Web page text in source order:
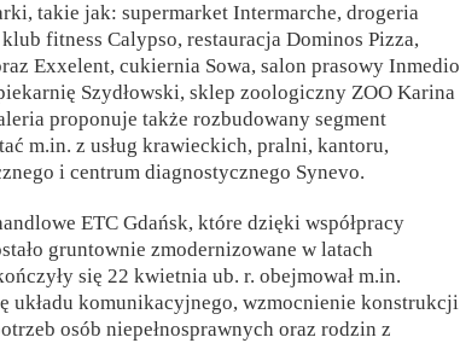
takie jak: supermarket Intermarche, drogeria
fitness Calypso, restauracja Dominos Pizza,
Exxelent, cukiernia Sowa, salon prasowy Inmedio
Szydłowski, sklep zoologiczny ZOO Karina
proponuje także rozbudowany segment
m.in. z usług krawieckich, pralni, kantoru,
i centrum diagnostycznego Synevo.
ETC Gdańsk, które dzięki współpracy
gruntownie zmodernizowane w latach
się 22 kwietnia ub. r. obejmował m.in.
układu komunikacyjnego, wzmocnienie konstrukcji
osób niepełnosprawnych oraz rodzin z